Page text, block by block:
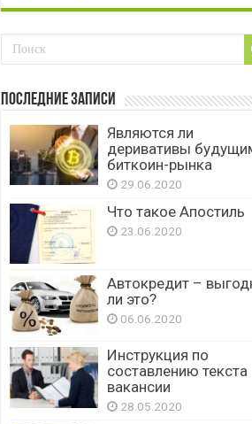
Последние записи
Являются ли
деривативы
биткоин-рынка
29.06.2020
Что такое Апостиль
23.06.2020
Автокредит –
ли это?
06.06.2020
Инструкция по
составлению текста
вакансии
28.05.2020